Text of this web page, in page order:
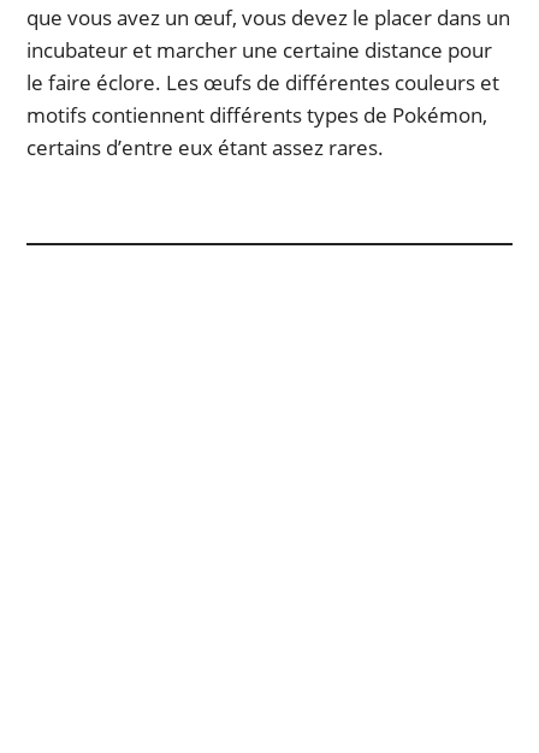
que vous avez un œuf, vous devez le placer dans un
incubateur et marcher une certaine distance pour
le faire éclore. Les œufs de différentes couleurs et
motifs contiennent différents types de Pokémon,
certains d’entre eux étant assez rares.